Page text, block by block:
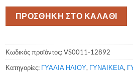
Γυαλιά
Secret
VS0011-
12892
ΠΡΟΣΘΗΚΗ ΣΤΟ ΚΑΛΑΘΙ
Κωδικός προϊόντος:VS0011-12892
Κατηγορίες: ΓΥΑΛΙΑ ΗΛΙΟΥ, ΓΥΝΑΙΚΕΙΑ,